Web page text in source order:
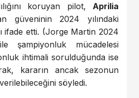
koruyan pilot, Aprilia
güveninin 2024 yılındaki
ifade etti. (Jorge Martin 2024
şampiyonluk mücadelesi
ihtimali sorulduğunda ise
kararın ancak sezonun
söyledi.